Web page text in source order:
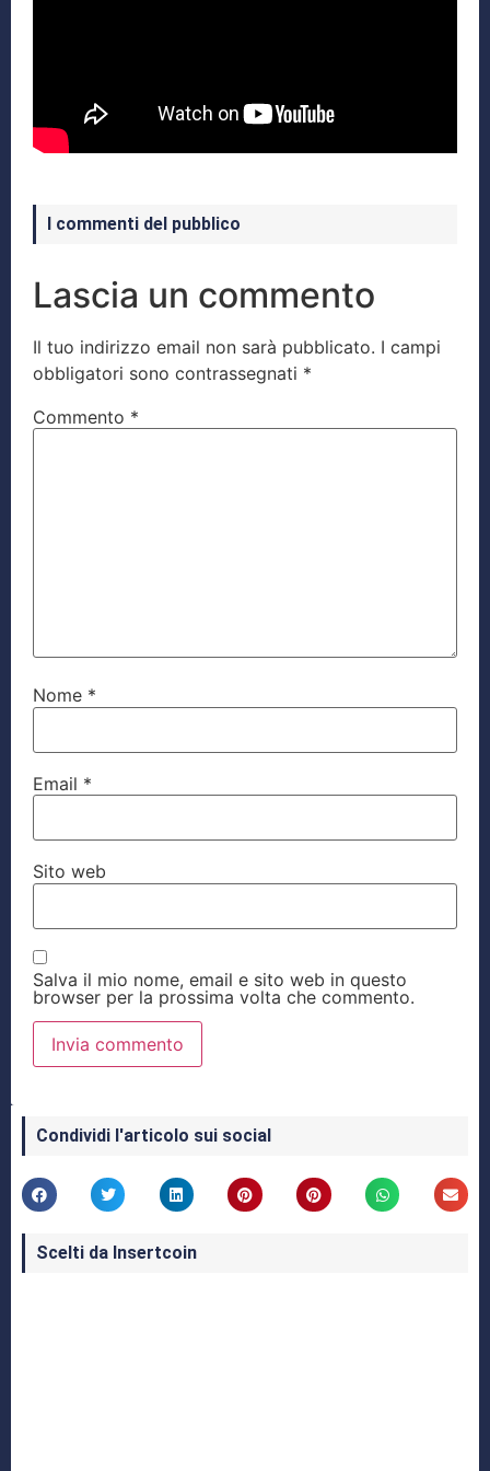
I commenti del pubblico
Lascia un commento
Il tuo indirizzo email non sarà pubblicato. I campi
obbligatori sono contrassegnati *
Commento *
Nome *
Email *
Sito web
Salva il mio nome, email e sito web in questo
browser per la prossima volta che commento.
Condividi l'articolo sui social
Scelti da Insertcoin